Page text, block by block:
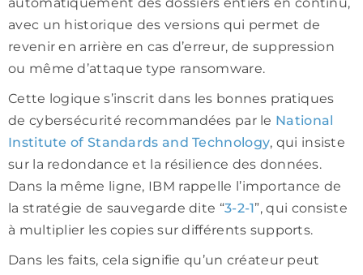
avec un historique des versions qui permet de
revenir en arrière en cas d’erreur, de suppression
ou même d’attaque type ransomware.
Cette logique s’inscrit dans les bonnes pratiques
de cybersécurité recommandées par le National
Institute of Standards and Technology, qui insiste
sur la redondance et la résilience des données.
Dans la même ligne, IBM rappelle l’importance de
la stratégie de sauvegarde dite “3-2-1”, qui consiste
à multiplier les copies sur différents supports.
Dans les faits, cela signifie qu’un créateur peut